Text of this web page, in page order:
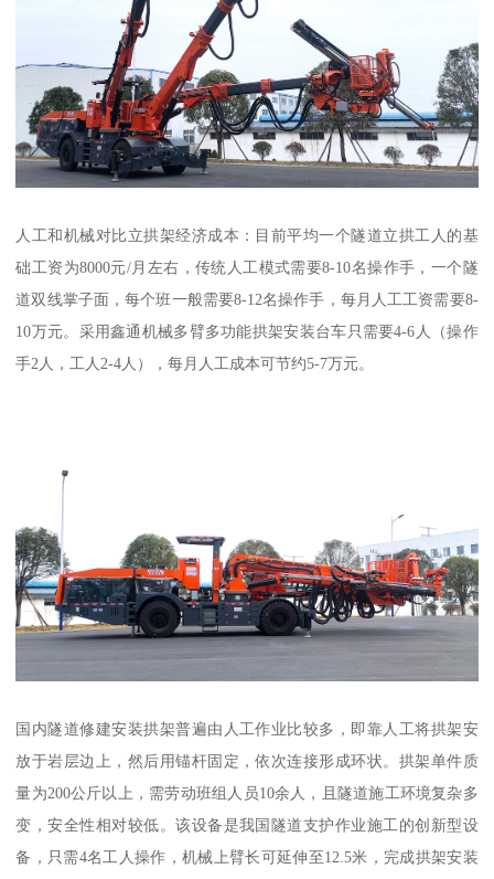
人工和机械对比立拱架经济成本：目前平均一个隧道立拱工人的基
础工资为8000元/月左右，传统人工模式需要8-10名操作手，一个隧
道双线掌子面，每个班一般需要8-12名操作手，每月人工工资需要8-
10万元。采用鑫通机械多臂多功能拱架安装台车只需要4-6人（操作
手2人，工人2-4人），每月人工成本可节约5-7万元。
国内隧道修建安装拱架普遍由人工作业比较多，即靠人工将拱架安
放于岩层边上，然后用锚杆固定，依次连接形成环状。拱架单件质
量为200公斤以上，需劳动班组人员10余人，且隧道施工环境复杂多
变，安全性相对较低。该设备是我国隧道支护作业施工的创新型设
备，只需4名工人操作，机械上臂长可延伸至12.5米，完成拱架安装